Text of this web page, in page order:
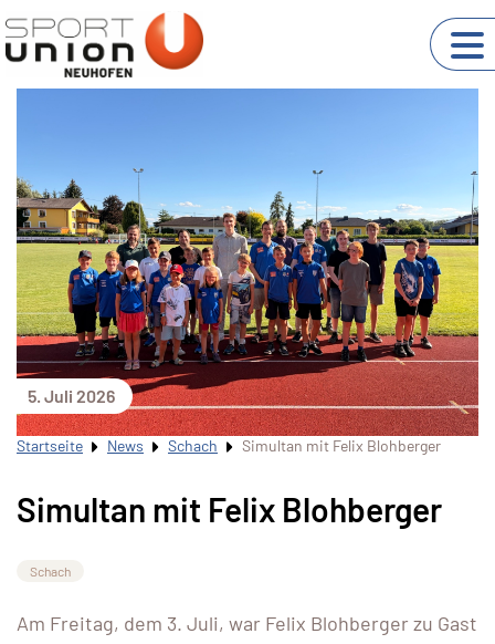
5. Juli 2026
Startseite News Schach Simultan mit Felix Blohberger
Simultan mit Felix Blohberger
Schach
Am Freitag, dem 3. Juli, war Felix Blohberger zu Gast